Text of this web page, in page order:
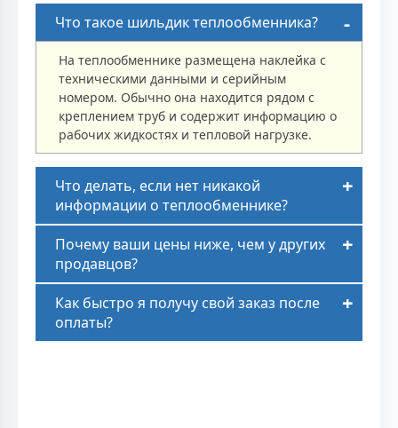
Что такое шильдик теплообменника?
На теплообменнике размещена наклейка с
техническими данными и серийным
номером. Обычно она находится рядом с
креплением труб и содержит информацию о
рабочих жидкостях и тепловой нагрузке.
Что делать, если нет никакой
информации о теплообменнике?
Почему ваши цены ниже, чем у других
продавцов?
Как быстро я получу свой заказ после
оплаты?